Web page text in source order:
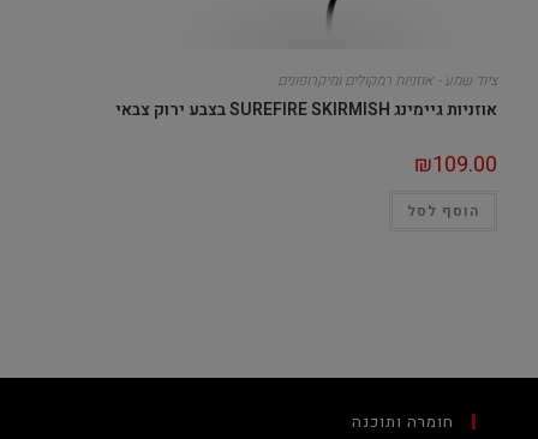
ציוד שמע - אוזניות רמקולים ומיקרופונים
אוזניות גיימינג SUREFIRE SKIRMISH בצבע ירוק צבאי
₪109.00
הוסף לסל
חומרה ותוכנה